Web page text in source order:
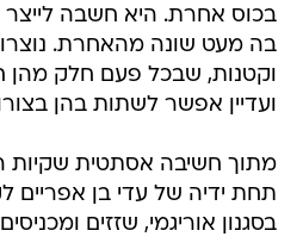
בכוס אחרת. היא חשבה
בה מעט שונה מהאחרת. נוצרו
וקטנות, שבכל פעם חלק מהן
ועדיין אפשר לשתות בהן
מתוך חשיבה אסתטית שקיות
תחת ידיה של עדי בן אפריים
בסגנון אוריגמי, שזזים